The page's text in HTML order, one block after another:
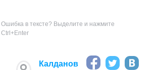
Ошибка в тексте? Выделите и нажмите
Ctrl+Enter
Калданов